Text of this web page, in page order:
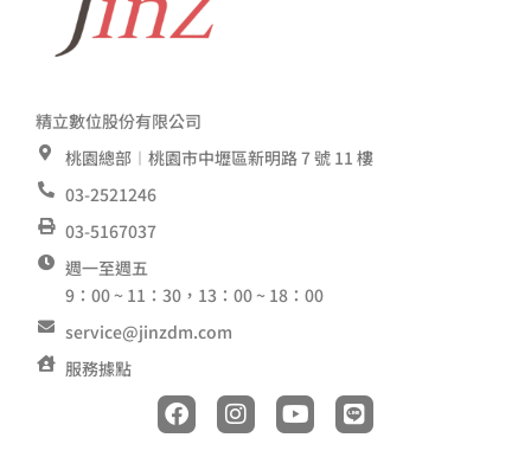
精立數位股份有限公司
桃園總部︱桃園市中壢區新明路 7 號 11 樓
03-2521246
03-5167037
週一至週五
9：00 ~ 11：30，13：00 ~ 18：00
service@jinzdm.com
服務據點
F
a
c
I
n
s
Y
o
u
L
i
n